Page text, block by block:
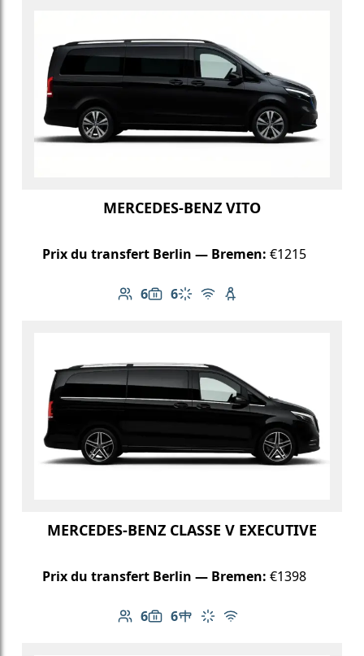
MERCEDES-BENZ VITO
Prix du transfert Berlin — Bremen: €1215
6
Nombre de passagers: 6
6
Capacité des bagages: 6
Climatisation
Wi-Fi gratuit
Siège enfant
MERCEDES-BENZ CLASSE V EXECUTIVE
Prix du transfert Berlin — Bremen: €1398
6
Nombre de passagers: 6
6
Capacité des bagages: 6
Table dans le véhicule
Climatisation
Wi-Fi gratuit